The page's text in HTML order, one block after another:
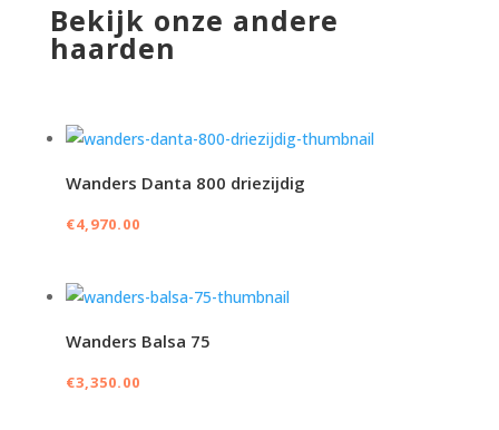
Bekijk onze andere
haarden
Wanders Danta 800 driezijdig
€4,970.00
Wanders Balsa 75
€3,350.00